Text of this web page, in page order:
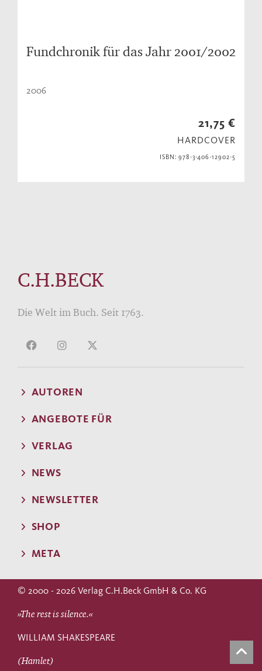
Fundchronik für das Jahr 2001/2002
2006
21,75 €
HARDCOVER
ISBN: 978-3-406-12902-5
C.H.BECK
Die Welt im Buch. Seit 1763.
AUTOREN
ANGEBOTE FÜR
VERLAG
NEWS
NEWSLETTER
SHOP
META
© 2000 - 2026 Verlag C.H.Beck GmbH & Co. KG
»The rest is silence.«
WILLIAM SHAKESPEARE
(Hamlet)